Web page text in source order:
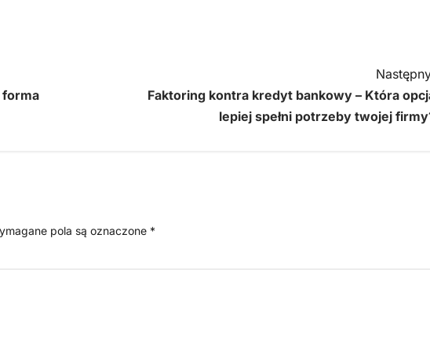
forma
Faktoring kontra kredyt bankowy – Która
lepiej spełni potrzeby twojej
pola są oznaczone *